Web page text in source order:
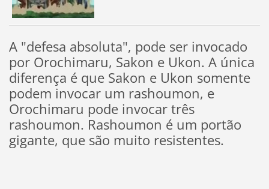
A "defesa absoluta", pode ser invocado
por Orochimaru, Sakon e Ukon. A única
diferença é que Sakon e Ukon somente
podem invocar um rashoumon, e
Orochimaru pode invocar três
rashoumon. Rashoumon é um portão
gigante, que são muito resistentes.